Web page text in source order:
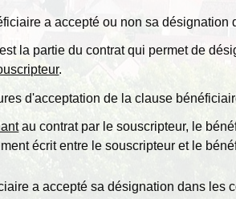
a accepté ou non sa désignation
la partie du contrat qui permet de
.
d'acceptation de la clause
au contrat par le souscripteur, le
écrit entre le souscripteur et le
a accepté sa désignation dans les